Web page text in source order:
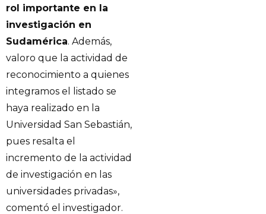
rol importante en la
investigación en
Sudamérica. Además,
valoro que la actividad de
reconocimiento a quienes
integramos el listado se
haya realizado en la
Universidad San Sebastián,
pues resalta el
incremento de la actividad
de investigación en las
universidades privadas»,
comentó el investigador.